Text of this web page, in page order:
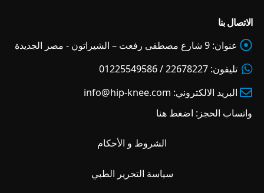
الاتصال بنا
عنوان: 9 شارع مصطفى رفعت – الشيراتون - مصر الجديدة
تليفون: 22678227 / 01225549586
البريد الالكتروني: info@hip-knee.com
واتساب الحجز: اضغط هنا
الشروط و الأحكام
سياسة التحرير الطبي